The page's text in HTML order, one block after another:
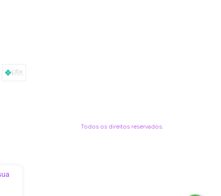
Todos os direitos reservados.